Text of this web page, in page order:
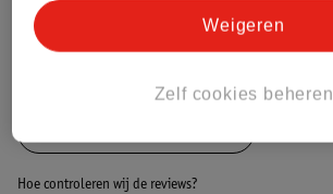
Hoe controleren wij de reviews?
Zelf cookies beheren
Weigeren